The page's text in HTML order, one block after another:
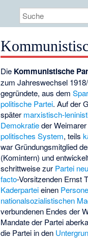
Die Kommunistische
zum Jahreswechsel
gegründete, aus dem
politische Partei. Auf der
später marxistisch-
Demokratieder
politisches System, teils
war Gründungsmitglied
(Komintern) und
schrittweise zur Partei
facto-Vorsitzenden Ernst
Kaderparteieinen
nationalsozialistischen
verbundenen Endes der
Mandate der Partei
die Partei in den